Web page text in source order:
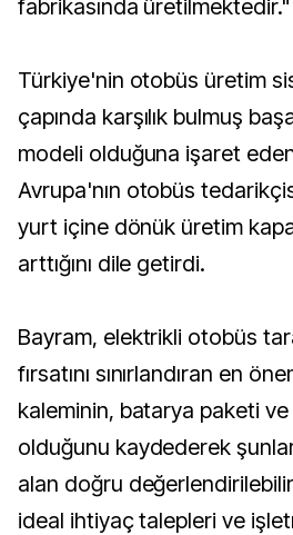
fabrikasında
Türkiye'nin otobüs üretim
çapında karşılık bulmuş
modeli olduğuna işaret
Avrupa'nın otobüs
yurt içine dönük üretim
arttığını dile getirdi.
Bayram, elektrikli otobüs
fırsatını sınırlandıran en
kaleminin, batarya paketi ve
olduğunu kaydederek
alan doğru
ideal ihtiyaç talepleri ve